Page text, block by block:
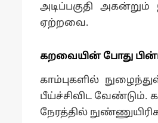
அடிப்பகுதி
ஏற்றவை.
கறவையின் போது
காம்புகளில்
பீய்ச்சிவிட வேண்டும்.
நேரத்தில்